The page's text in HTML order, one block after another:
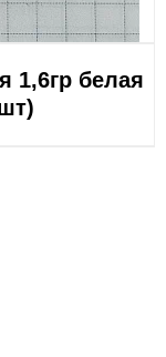
белая